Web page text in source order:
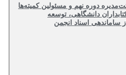
دوره نهم و مسئولین کمیته‌ها
دانشگاهی، توسعه
ساماندهی اسناد انجمن